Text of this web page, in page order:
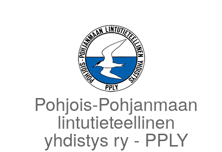
Pohjois-Pohjanmaan
lintutieteellinen
yhdistys ry - PPLY